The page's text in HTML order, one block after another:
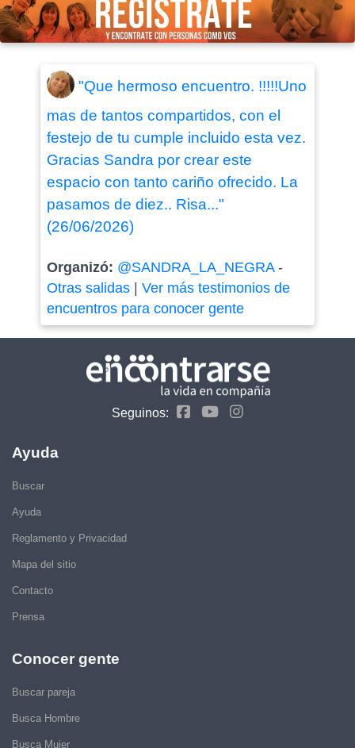
"Que hermoso encuentro. !!!!!Uno
mas de tantos compartidos, con el
festejo de tu cumple incluido esta vez.
Gracias Sandra por crear este
espacio con tanto cariño ofrecido. La
pasamos de diez.. Risa..."
(26/06/2026)
Organizó: @SANDRA_LA_NEGRA-
Otras salidas| Ver más testimonios de
encuentros para conocer gente
Seguinos:
Ayuda
Buscar
Ayuda
Reglamento y Privacidad
Mapa del sitio
Contacto
Prensa
Conocer gente
Buscar pareja
Busca Hombre
Busca Mujer